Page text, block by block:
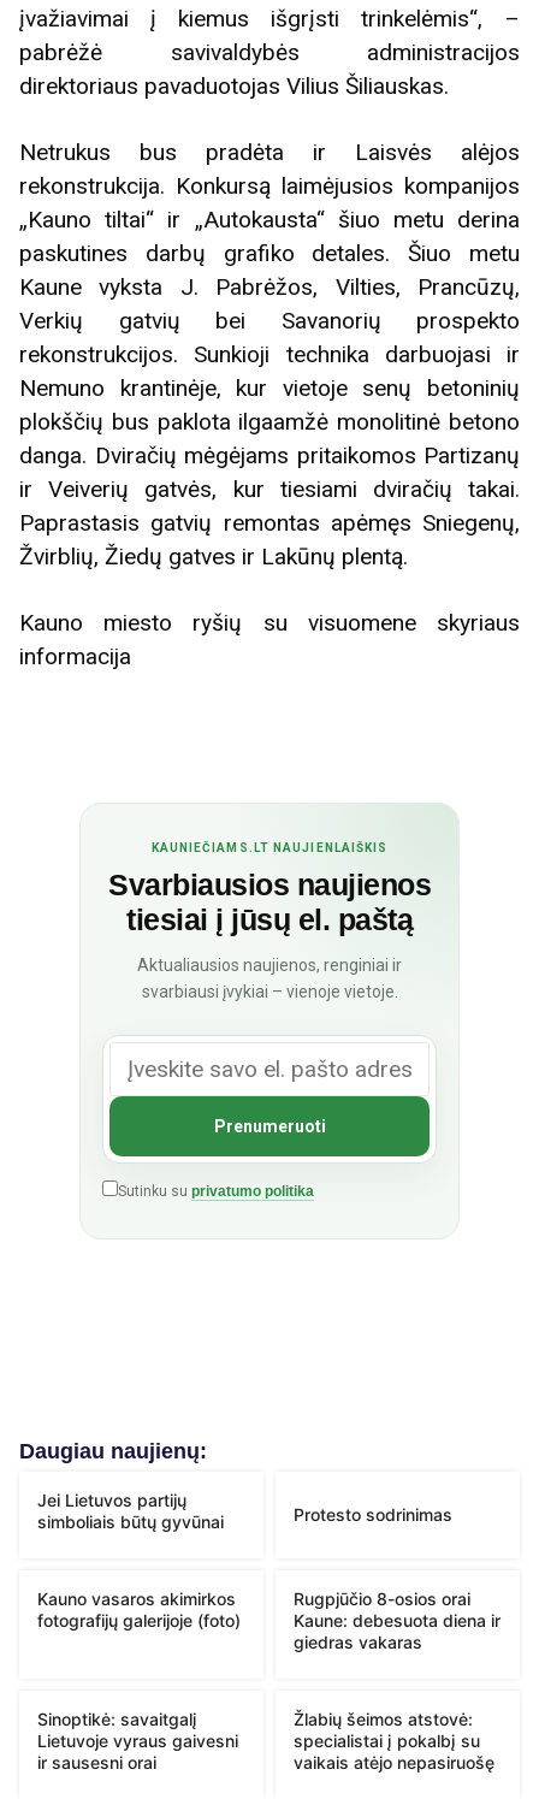
įvažiavimai į kiemus išgrįsti trinkelėmis“, –
pabrėžė savivaldybės administracijos
direktoriaus pavaduotojas Vilius Šiliauskas.
Netrukus bus pradėta ir Laisvės alėjos
rekonstrukcija. Konkursą laimėjusios kompanijos
„Kauno tiltai“ ir „Autokausta“ šiuo metu derina
paskutines darbų grafiko detales. Šiuo metu
Kaune vyksta J. Pabrėžos, Vilties, Prancūzų,
Verkių gatvių bei Savanorių prospekto
rekonstrukcijos. Sunkioji technika darbuojasi ir
Nemuno krantinėje, kur vietoje senų betoninių
plokščių bus paklota ilgaamžė monolitinė betono
danga. Dviračių mėgėjams pritaikomos Partizanų
ir Veiverių gatvės, kur tiesiami dviračių takai.
Paprastasis gatvių remontas apėmęs Sniegenų,
Žvirblių, Žiedų gatves ir Lakūnų plentą.
Kauno miesto ryšių su visuomene skyriaus
informacija
KAUNIEČIAMS.LT NAUJIENLAIŠKIS
Svarbiausios naujienos
tiesiai į jūsų el. paštą
Aktualiausios naujienos, renginiai ir
svarbiausi įvykiai – vienoje vietoje.
Sutinku su privatumo politika
Daugiau naujienų:
Jei Lietuvos partijų
simboliais būtų gyvūnai
Protesto sodrinimas
Kauno vasaros akimirkos
fotografijų galerijoje (foto)
Rugpjūčio 8-osios orai
Kaune: debesuota diena ir
giedras vakaras
Sinoptikė: savaitgalį
Lietuvoje vyraus gaivesni
ir sausesni orai
Žlabių šeimos atstovė:
specialistai į pokalbį su
vaikais atėjo nepasiruošę